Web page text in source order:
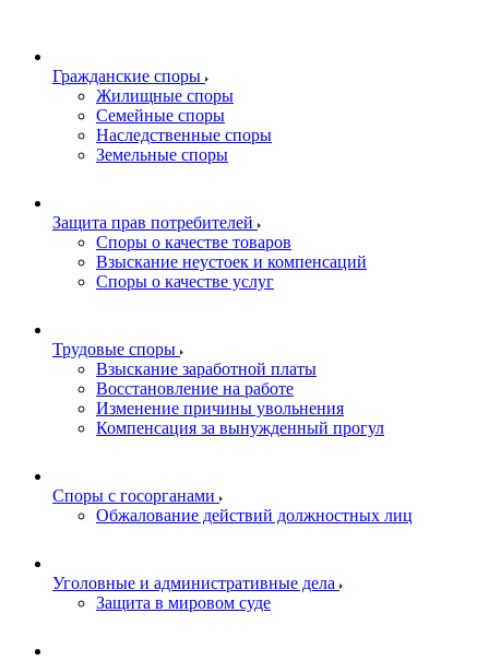
Гражданские споры
Жилищные споры
Семейные споры
Наследственные споры
Земельные споры
Защита прав потребителей
Споры о качестве товаров
Взыскание неустоек и компенсаций
Споры о качестве услуг
Трудовые споры
Взыскание заработной платы
Восстановление на работе
Изменение причины увольнения
Компенсация за вынужденный прогул
Споры с госорганами
Обжалование действий должностных лиц
Уголовные и административные дела
Защита в мировом суде